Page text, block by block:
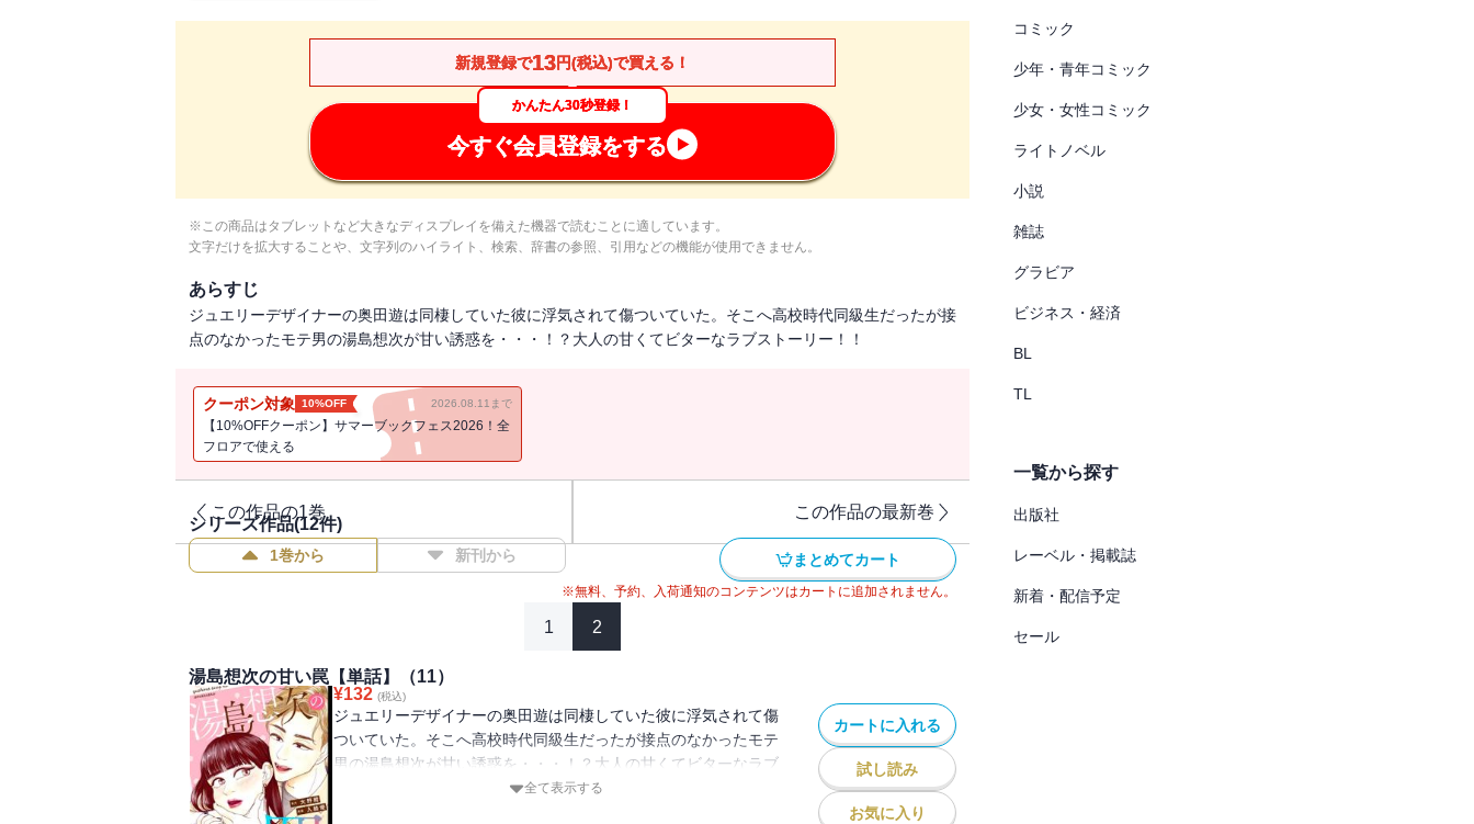
新規登録で13円(税込)で買える！
かんたん30秒登録！
今すぐ会員登録をする
※この商品はタブレットなど大きなディスプレイを備えた機器で読むことに適しています。
文字だけを拡大することや、文字列のハイライト、検索、辞書の参照、引用などの機能が使用できません。
あらすじ
ジュエリーデザイナーの奥田遊は同棲していた彼に浮気されて傷ついていた。そこへ高校時代同級生だったが接
点のなかったモテ男の湯島想次が甘い誘惑を・・・！？大人の甘くてビターなラブストーリー！！
クーポン対象 10%OFF 2026.08.11まで
【10%OFFクーポン】サマーブックフェス2026！全
フロアで使える
この作品の1巻 この作品の最新巻
シリーズ作品(12件)
1巻から 新刊から まとめてカート
※無料、予約、入荷通知のコンテンツはカートに追加されません。
1 2
湯島想次の甘い罠【単話】（11）
¥132 (税込)
ジュエリーデザイナーの奥田遊は同棲していた彼に浮気されて傷
ついていた。そこへ高校時代同級生だったが接点のなかったモテ
男の湯島想次が甘い誘惑を・・・！？大人の甘くてビターなラブ
全て表示する
カートに入れる
試し読み
お気に入り
コミック
少年・青年コミック
少女・女性コミック
ライトノベル
小説
雑誌
グラビア
ビジネス・経済
BL
TL
一覧から探す
出版社
レーベル・掲載誌
新着・配信予定
セール